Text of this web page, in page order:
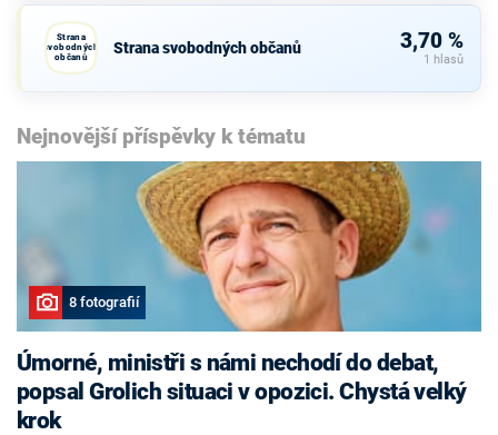
Strana
svobodných
občanů
Strana svobodných občanů 3,70 %
1 hlasů
Nejnovější příspěvky k tématu
8 fotografií
Úmorné, ministři s námi nechodí do debat,
popsal Grolich situaci v opozici. Chystá velký
krok